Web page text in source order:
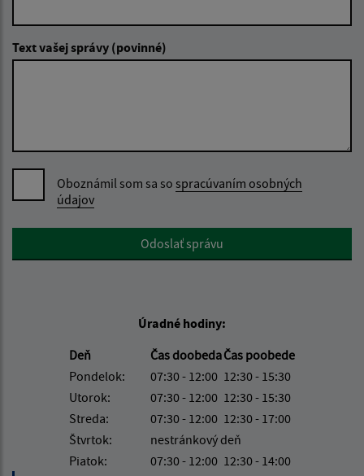
Text vašej správy (povinné)
Oboznámil som sa so spracúvaním osobných
údajov
Google reCaptcha ResponseOdoslať správu
Úradné hodiny:
Deň
Čas doobedaČas poobede
Pondelok:
07:30 - 12:00 12:30 - 15:30
Utorok:
07:30 - 12:00 12:30 - 15:30
Streda:
07:30 - 12:00 12:30 - 17:00
Štvrtok:
nestránkový deň
Piatok:
07:30 - 12:00 12:30 - 14:00